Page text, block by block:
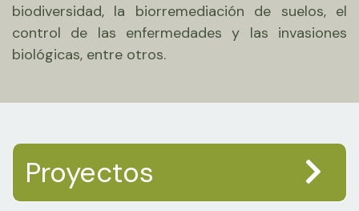
biodiversidad, la biorremediación de suelos, el
control de las enfermedades y las invasiones
biológicas, entre otros.
Proyectos